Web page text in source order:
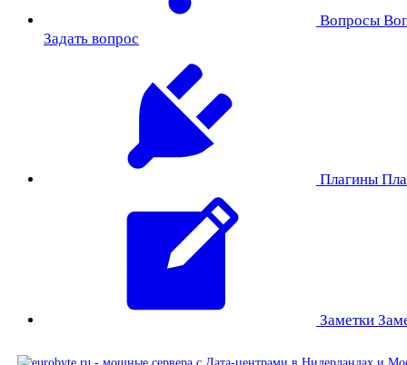
Вопросы
Задать вопрос
Плагины
Заметки